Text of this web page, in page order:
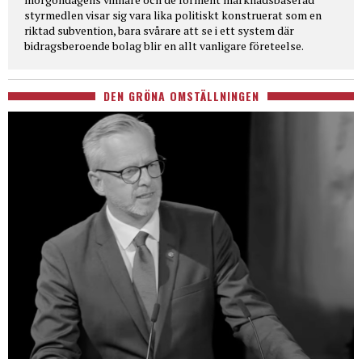
styrmedlen visar sig vara lika politiskt konstruerat som en
riktad subvention, bara svårare att se i ett system där
bidragsberoende bolag blir en allt vanligare företeelse.
DEN GRÖNA OMSTÄLLNINGEN